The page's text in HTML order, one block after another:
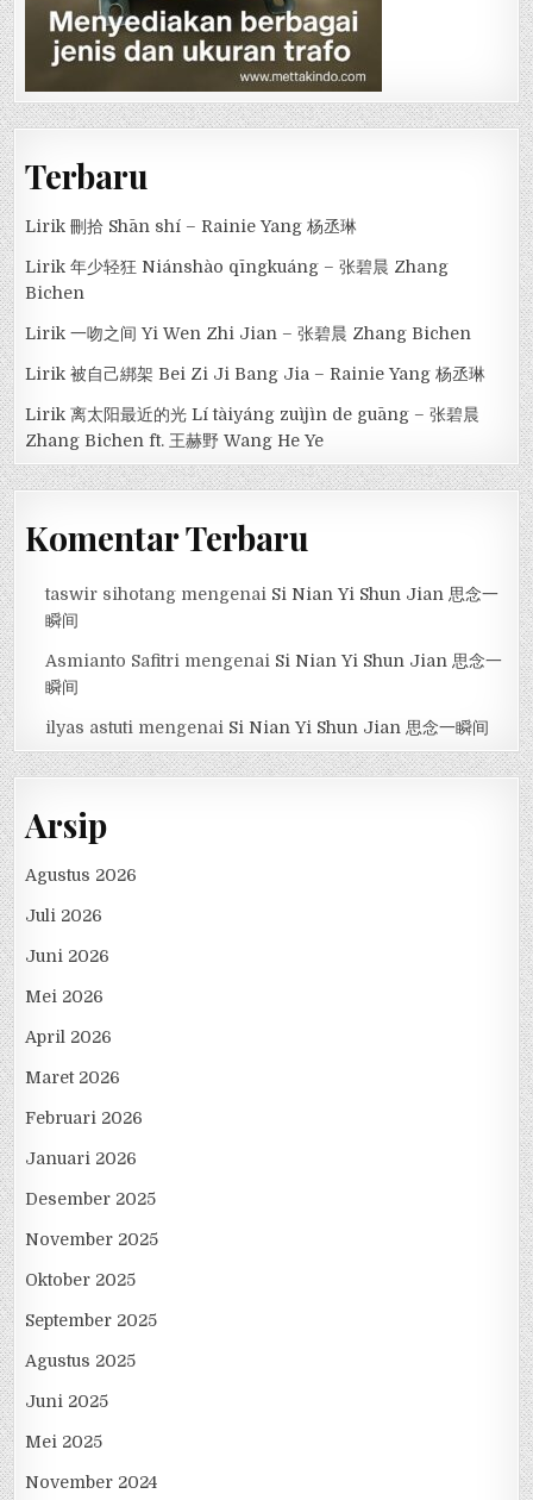
Terbaru
Lirik 刪拾 Shān shí – Rainie Yang 杨丞琳
Lirik 年少轻狂 Niánshào qīngkuáng – 张碧晨 Zhang
Bichen
Lirik 一吻之间 Yi Wen Zhi Jian – 张碧晨 Zhang Bichen
Lirik 被自己綁架 Bei Zi Ji Bang Jia – Rainie Yang 杨丞琳
Lirik 离太阳最近的光 Lí tàiyáng zuìjìn de guāng – 张碧晨
Zhang Bichen ft. 王赫野 Wang He Ye
Komentar Terbaru
taswir sihotang mengenai Si Nian Yi Shun Jian 思念一
瞬间
Asmianto Safitri mengenai Si Nian Yi Shun Jian 思念一
瞬间
ilyas astuti mengenai Si Nian Yi Shun Jian 思念一瞬间
Arsip
Agustus 2026
Juli 2026
Juni 2026
Mei 2026
April 2026
Maret 2026
Februari 2026
Januari 2026
Desember 2025
November 2025
Oktober 2025
September 2025
Agustus 2025
Juni 2025
Mei 2025
November 2024